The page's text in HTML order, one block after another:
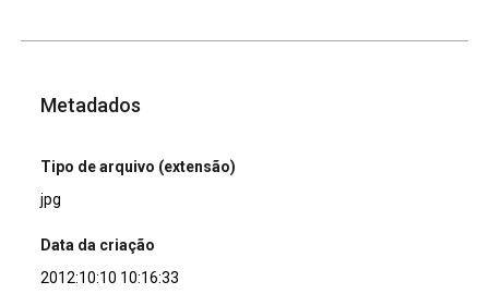
Metadados
Tipo de arquivo (extensão)
jpg
Data da criação
2012:10:10 10:16:33